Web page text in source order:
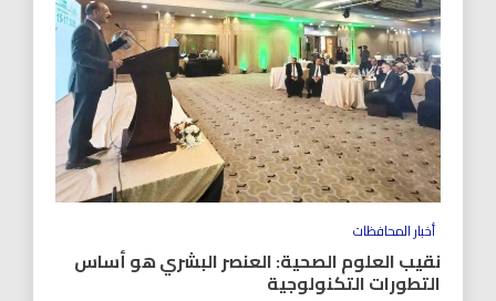
أخبار المحافظات
نقيب العلوم الصحية: العنصر البشري هو أساس
التطورات التكنولوجية